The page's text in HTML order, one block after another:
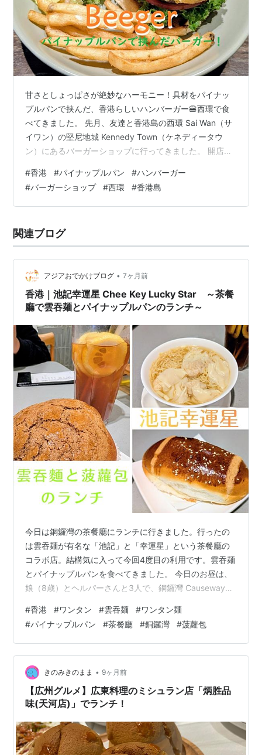
甘さとしょっぱさが絶妙なハーモニー！具材をパイナッ
プルパンで挟んだ、香港らしいハンバーガー🍔西環で食
べてきました。 先月、友達と香港島の西環 Sai Wan（サ
イワン）の堅尼地城 Kennedy Town（ケネディータウ
ン）にあるバーガーショップに行ってきました。 開店時
をしつつ、お店へ向かいました。 そして到着。 Beeger
こちらのお店です。「Beeger（ビーガー）」というバー
ガーショップ。 Beeger 席に着こうと思って壁を見る
この3作品を見たばかりだったので、あまりにも奇遇で
驚…
#香港 #パイナップルパン #ハンバーガー
#バーガーショップ #西環 #香港島
関連ブログ
アジアおでかけブログ • 7ヶ月前
香港｜池記幸運星 Chee Key Lucky Star ～茶餐
廳で雲吞麺とパイナップルパンのランチ～
今日は銅鑼灣の茶餐廳にランチに行きました。行ったの
は雲吞麺が有名な「池記」と「幸運星」という茶餐廳の
コラボ店。結構気に入って今回4度目の利用です。雲吞麺
とパイナップルパンを食べてきました。 今日のお昼は、
娘（8歳）とヘルパーさんと3人で、銅鑼灣 Causeway
ェ）、「池記幸運星 Chee Key Lucky Star（チーケイ・
ラッキー・スター）」に行きました。 池記幸運星 Chee
Key Lucky Star 雲吞麺が有名な「池記」と「幸運星」と
いう茶餐廳のコラボ店です。黄色い看板が目印。ベーカ
リーが付設されていて、パンを買いに来てい…
#香港 #ワンタン #雲吞麺 #ワンタン麺
#パイナップルパン #茶餐廳 #銅鑼灣 #菠蘿包
きのみきのまま • 9ヶ月前
【広州グルメ】広東料理のミシュラン店「炳胜品
味(天河店)」でランチ！